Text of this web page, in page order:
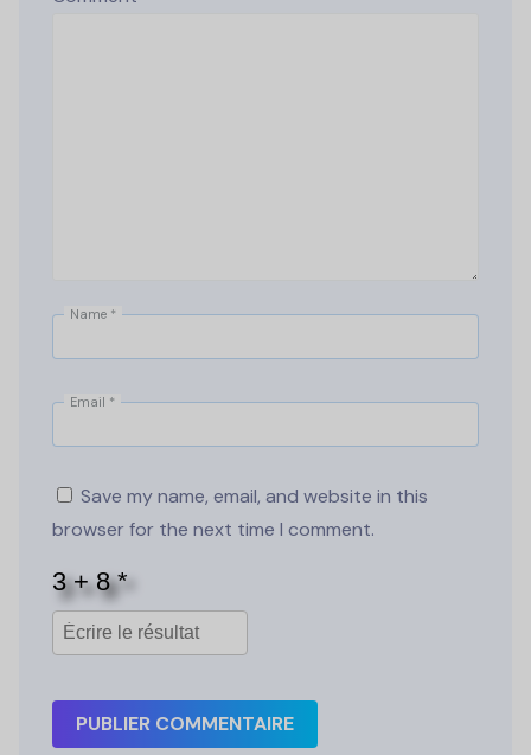
Name *
Email *
Save my name, email, and website in this
browser for the next time I comment.
PUBLIER COMMENTAIRE